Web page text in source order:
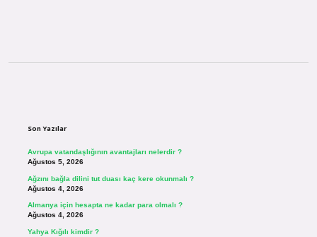
Son Yazılar
Avrupa vatandaşlığının avantajları nelerdir ?
Ağustos 5, 2026
Ağzını bağla dilini tut duası kaç kere okunmalı ?
Ağustos 4, 2026
Almanya için hesapta ne kadar para olmalı ?
Ağustos 4, 2026
Yahya Kığılı kimdir ?